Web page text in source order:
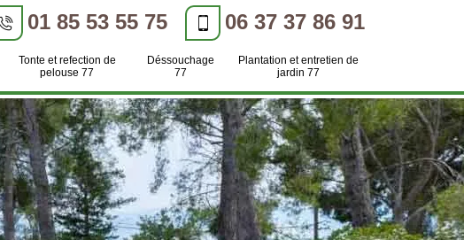
01 85 53 55 75 06 37 37 86 91
Tonte et refection de
pelouse 77
Déssouchage
77
Plantation et entretien de
jardin 77